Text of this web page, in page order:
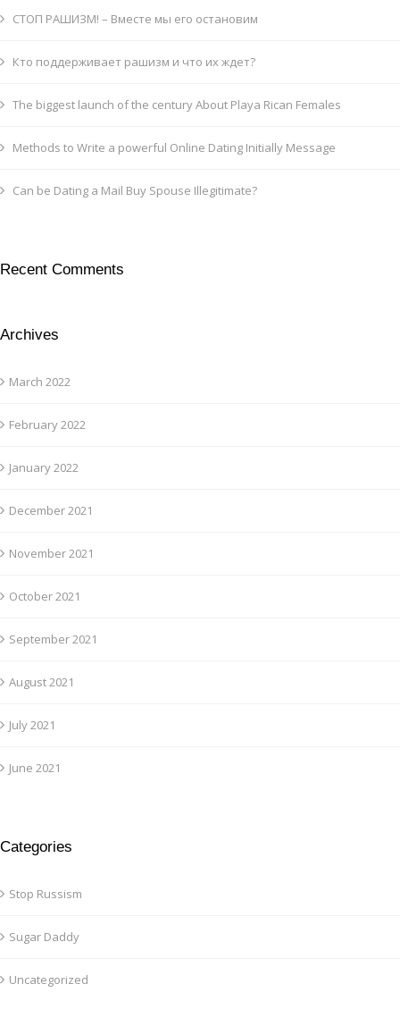
СТОП РАШИЗМ! – Вместе мы его остановим
Кто поддерживает рашизм и что их ждет?
The biggest launch of the century About Playa Rican Females
Methods to Write a powerful Online Dating Initially Message
Can be Dating a Mail Buy Spouse Illegitimate?
Recent Comments
Archives
March 2022
February 2022
January 2022
December 2021
November 2021
October 2021
September 2021
August 2021
July 2021
June 2021
Categories
Stop Russism
Sugar Daddy
Uncategorized